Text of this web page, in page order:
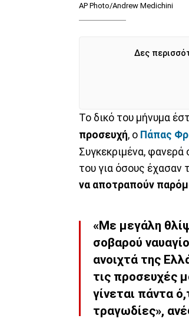
AP Photo/Andrew Medichini
Δες
Το δικό του μήνυμα
προσευχή, ο Πάπας
Συγκεκριμένα,
του για όσους έχασαν
να αποτραπούν
«Με μεγάλη
σοβαρού
ανοιχτά της
τις προσευχές
γίνεται πάντα
τραγωδίες»,